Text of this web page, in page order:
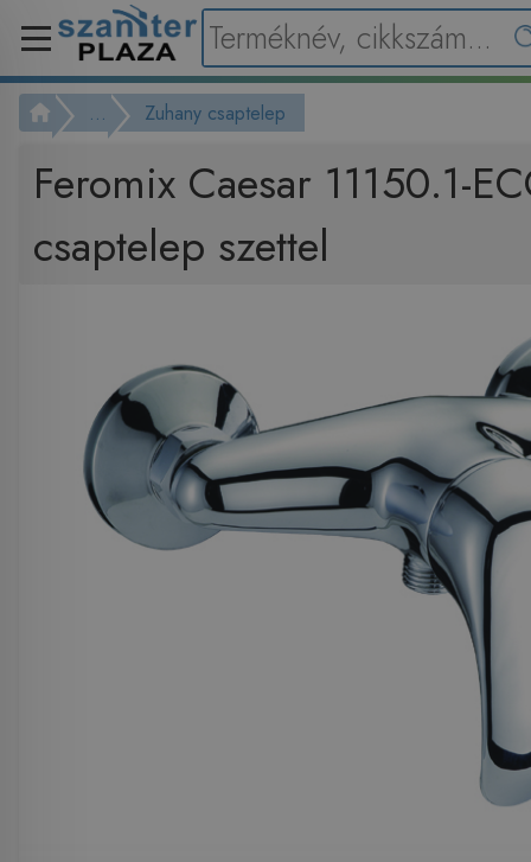
... Zuhany csaptelep
Feromix Caesar 11150.1-
csaptelep szettel